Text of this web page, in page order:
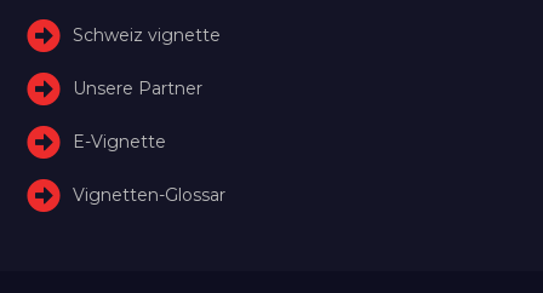
Schweiz vignette
Unsere Partner
E-Vignette
Vignetten-Glossar